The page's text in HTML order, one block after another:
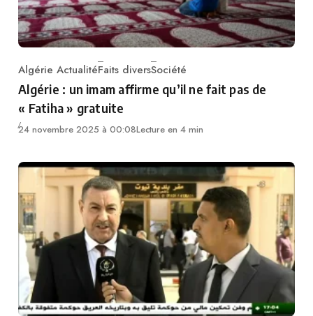
Category
Algérie ActualitéFaits diversSociété
Algérie : un imam affirme qu’il ne fait pas de
« Fatiha » gratuite
24 novembre 2025 à 00:08Lecture en 4 min